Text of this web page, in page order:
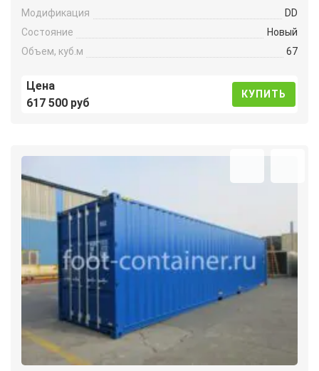
Модификация
DD
Состояние
Новый
Объем, куб.м
67
Цена
617 500 руб
КУПИТЬ